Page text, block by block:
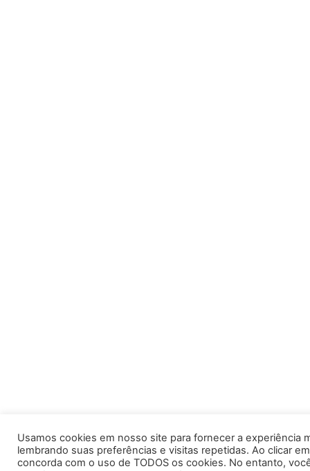
Usamos cookies em nosso site para fornecer a experiência
lembrando suas preferências e visitas repetidas. Ao clicar
concorda com o uso de TODOS os cookies. No entanto,